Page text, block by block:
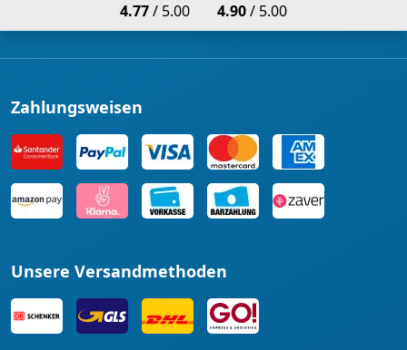
4.77/ 5.00
4.90/ 5.00
Zahlungsweisen
Unsere Versandmethoden